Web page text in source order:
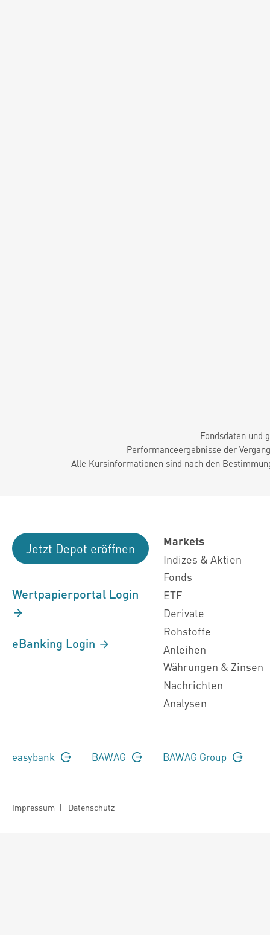
Fondsdaten und
Performanceergebnisse der
Alle Kursinformationen sind nach den
Jetzt Depot eröffnen
Wertpapierportal Login
eBanking Login
Markets
Indizes & Aktien
Fonds
ETF
Derivate
Rohstoffe
Anleihen
Währungen & Zinsen
Nachrichten
Analysen
easybank BAWAG BAWAG Group
Impressum | Datenschutz